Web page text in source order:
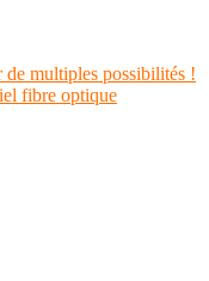
multiples possibilités !
fibre optique